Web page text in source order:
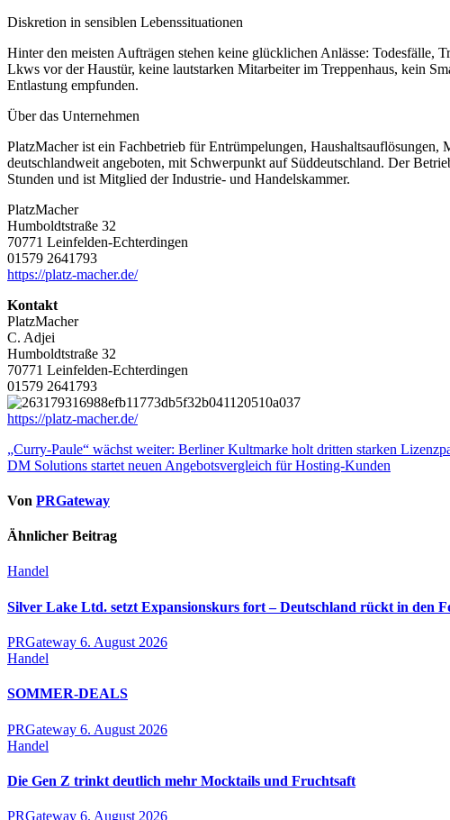
Diskretion in sensiblen Lebenssituationen
Hinter den meisten Aufträgen stehen keine glücklichen Anlässe:
Lkws vor der Haustür, keine lautstarken Mitarbeiter im Treppenhaus, kein
Entlastung empfunden.
Über das Unternehmen
PlatzMacher ist ein Fachbetrieb für Entrümpelungen,
deutschlandweit angeboten, mit Schwerpunkt auf Süddeutschland. Der
Stunden und ist Mitglied der Industrie- und Handelskammer.
PlatzMacher
Humboldtstraße 32
70771 Leinfelden-Echterdingen
01579 2641793
https://platz-macher.de/
Kontakt
PlatzMacher
C. Adjei
Humboldtstraße 32
70771 Leinfelden-Echterdingen
01579 2641793
https://platz-macher.de/
Beitragsnavigation
„Curry-Paule“ wächst weiter: Berliner Kultmarke holt dritten starken
DM Solutions startet neuen Angebotsvergleich für Hosting-Kunden
Von PRGateway
Ähnlicher Beitrag
Handel
Silver Lake Ltd. setzt Expansionskurs fort – Deutschland rückt in den
PRGateway 6. August 2026
Handel
SOMMER-DEALS
PRGateway 6. August 2026
Handel
Die Gen Z trinkt deutlich mehr Mocktails und Fruchtsaft
PRGateway 6. August 2026